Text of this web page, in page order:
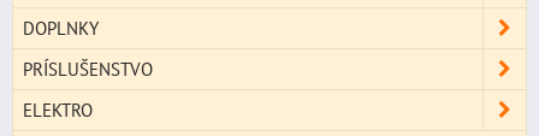
DOPLNKY
PRÍSLUŠENSTVO
ELEKTRO